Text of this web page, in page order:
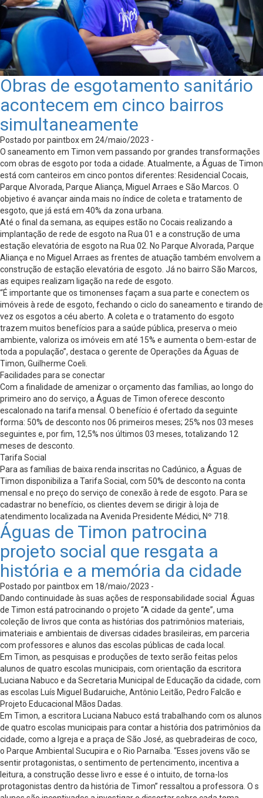
Obras de esgotamento sanitário
acontecem em cinco bairros
simultaneamente
Postado por paintbox em 24/maio/2023 -
O saneamento em Timon vem passando por grandes transformações
com obras de esgoto por toda a cidade. Atualmente, a Águas de Timon
está com canteiros em cinco pontos diferentes: Residencial Cocais,
Parque Alvorada, Parque Aliança, Miguel Arraes e São Marcos. O
objetivo é avançar ainda mais no índice de coleta e tratamento de
esgoto, que já está em 40% da zona urbana.
Até o final da semana, as equipes estão no Cocais realizando a
implantação de rede de esgoto na Rua 01 e a construção de uma
estação elevatória de esgoto na Rua 02. No Parque Alvorada, Parque
Aliança e no Miguel Arraes as frentes de atuação também envolvem a
construção de estação elevatória de esgoto. Já no bairro São Marcos,
as equipes realizam ligação na rede de esgoto.
“É importante que os timonenses façam a sua parte e conectem os
imóveis à rede de esgoto, fechando o ciclo do saneamento e tirando de
vez os esgotos a céu aberto. A coleta e o tratamento do esgoto
trazem muitos benefícios para a saúde pública, preserva o meio
ambiente, valoriza os imóveis em até 15% e aumenta o bem-estar de
toda a população”, destaca o gerente de Operações da Águas de
Timon, Guilherme Coeli.
Facilidades para se conectar
Com a finalidade de amenizar o orçamento das famílias, ao longo do
primeiro ano do serviço, a Águas de Timon oferece desconto
escalonado na tarifa mensal. O benefício é ofertado da seguinte
forma: 50% de desconto nos 06 primeiros meses; 25% nos 03 meses
seguintes e, por fim, 12,5% nos últimos 03 meses, totalizando 12
meses de desconto.
Tarifa Social
Para as famílias de baixa renda inscritas no Cadúnico, a Águas de
Timon disponibiliza a Tarifa Social, com 50% de desconto na conta
mensal e no preço do serviço de conexão à rede de esgoto. Para se
cadastrar no benefício, os clientes devem se dirigir à loja de
atendimento localizada na Avenida Presidente Médici, Nº 718.
Águas de Timon patrocina
projeto social que resgata a
história e a memória da cidade
Postado por paintbox em 18/maio/2023 -
Dando continuidade às suas ações de responsabilidade social Águas
de Timon está patrocinando o projeto “A cidade da gente”, uma
coleção de livros que conta as histórias dos patrimônios materiais,
imateriais e ambientais de diversas cidades brasileiras, em parceria
com professores e alunos das escolas públicas de cada local.
Em Timon, as pesquisas e produções de texto serão feitas pelos
alunos de quatro escolas municipais, com orientação da escritora
Luciana Nabuco e da Secretaria Municipal de Educação da cidade, com
as escolas Luís Miguel Budaruiche, Antônio Leitão, Pedro Falcão e
Projeto Educacional Mãos Dadas.
Em Timon, a escritora Luciana Nabuco está trabalhando com os alunos
de quatro escolas municipais para contar a história dos patrimônios da
cidade, como a Igreja e a praça de São José, as quebradeiras de coco,
o Parque Ambiental Sucupira e o Rio Parnaíba. “Esses jovens vão se
sentir protagonistas, o sentimento de pertencimento, incentiva a
leitura, a construção desse livro e esse é o intuito, de torna-los
protagonistas dentro da história de Timon’’ ressaltou a professora. O s